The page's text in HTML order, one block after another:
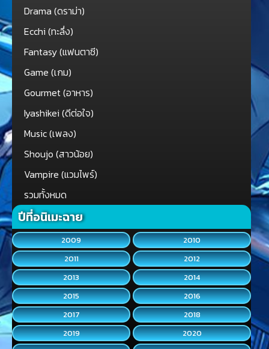
Drama (ดราม่า)
Ecchi (ทะลึ่ง)
Fantasy (แฟนตาซี)
Game (เกม)
Gourmet (อาหาร)
Iyashikei (ดีต่อใจ)
Music (เพลง)
Shoujo (สาวน้อย)
Vampire (แวมไพร์)
รวมทั้งหมด
ปีที่อนิเมะฉาย
2009
2010
2011
2012
2013
2014
2015
2016
2017
2018
2019
2020